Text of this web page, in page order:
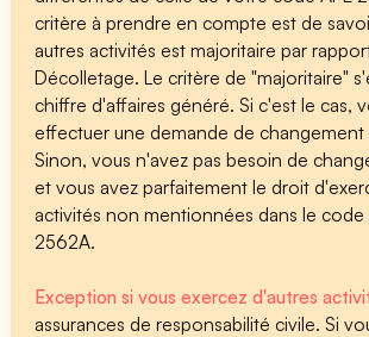
critère à prendre en compte est de
autres activités est majoritaire par
Décolletage. Le critère de "majoritaire"
chiffre d'affaires généré. Si c'est le cas,
effectuer une demande de changement
Sinon, vous n'avez pas besoin de
et vous avez parfaitement le droit
activités non mentionnées dans le code
2562A.
Exception si vous exercez d'autres
assurances de responsabilité civile. Si